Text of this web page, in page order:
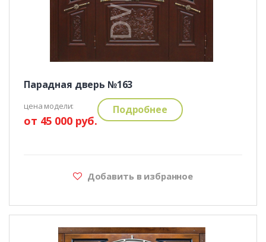
Парадная дверь №163
цена модели:
от 45 000 руб.
Подробнее
Добавить в избранное